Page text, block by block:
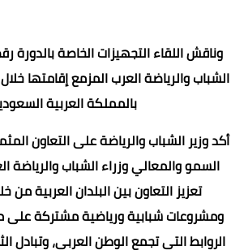
الشباب والرياضة العرب المزمع إقامتها
بالمملكة العربية
أكد وزير الشباب والرياضة على التعاون
السمو والمعالي وزراء الشباب والرياضة
تعزيز التعاون بين البلدان العربية من
ومشروعات شبابية ورياضية مشتركة على
الروابط التى تجمع الوطن العربي، وتبادل